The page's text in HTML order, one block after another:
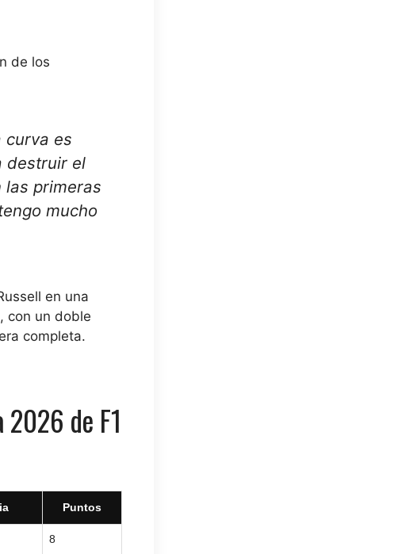
de los
curva es
destruir el
las primeras
mucho
en una
con un doble
completa.
de F1
Puntos
8